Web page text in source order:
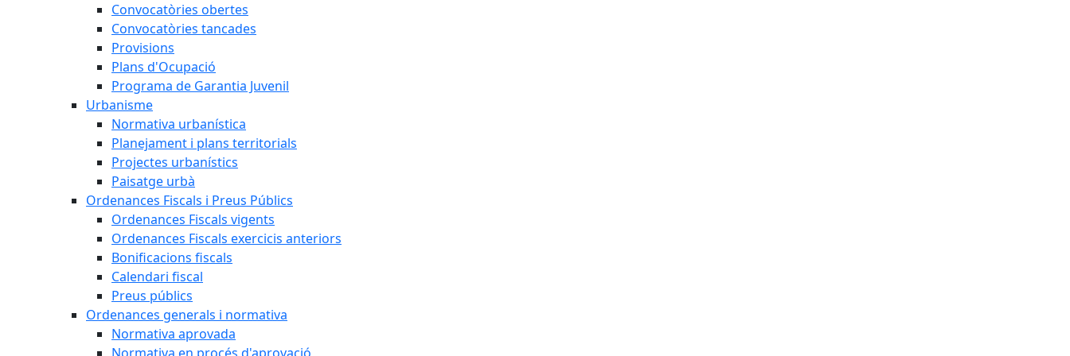
Convocatòries obertes
Convocatòries tancades
Provisions
Plans d'Ocupació
Programa de Garantia Juvenil
Urbanisme
Normativa urbanística
Planejament i plans territorials
Projectes urbanístics
Paisatge urbà
Ordenances Fiscals i Preus Públics
Ordenances Fiscals vigents
Ordenances Fiscals exercicis anteriors
Bonificacions fiscals
Calendari fiscal
Preus públics
Ordenances generals i normativa
Normativa aprovada